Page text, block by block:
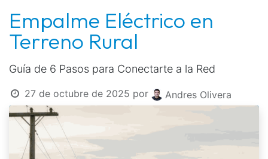
Empalme Eléctrico en
Terreno Rural
Guía de 6 Pasos para Conectarte a la Red
27 de octubre de 2025 por Andres Olivera